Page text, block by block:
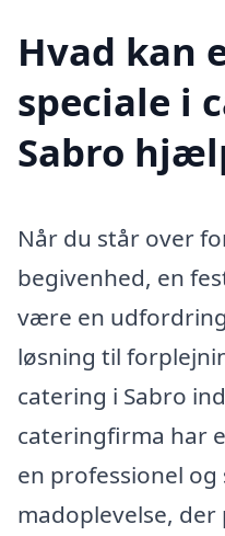
Hvad kan
speciale i
Sabro
Når du står over
begivenhed, en
være en
løsning til
catering i Sabro
cateringfirma har
en professionel
madoplevelse,